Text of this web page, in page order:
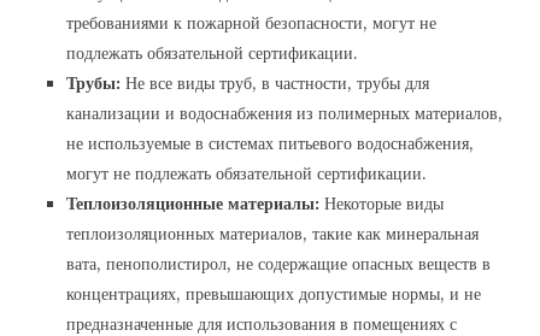
требованиями к пожарной безопасности, могут не
подлежать обязательной сертификации.
Трубы: Не все виды труб, в частности, трубы для
канализации и водоснабжения из полимерных материалов,
не используемые в системах питьевого водоснабжения,
могут не подлежать обязательной сертификации.
Теплоизоляционные материалы: Некоторые виды
теплоизоляционных материалов, такие как минеральная
вата, пенополистирол, не содержащие опасных веществ в
концентрациях, превышающих допустимые нормы, и не
предназначенные для использования в помещениях с